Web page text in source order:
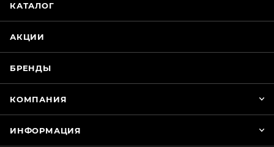
КАТАЛОГ
АКЦИИ
БРЕНДЫ
КОМПАНИЯ
ИНФОРМАЦИЯ
WhatsApp